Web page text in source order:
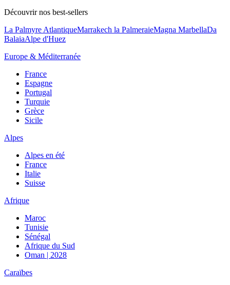
Découvrir nos best-sellers
La Palmyre AtlantiqueMarrakech la PalmeraieMagna MarbellaDa
BalaiaAlpe d'Huez
Europe & Méditerranée
France
Espagne
Portugal
Turquie
Grèce
Sicile
Alpes
Alpes en été
France
Italie
Suisse
Afrique
Maroc
Tunisie
Sénégal
Afrique du Sud
Oman | 2028
Caraïbes